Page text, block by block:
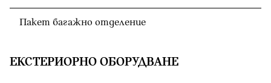
Пакет багажно отделение
ЕКСТЕРИОРНО ОБОРУДВАНЕ